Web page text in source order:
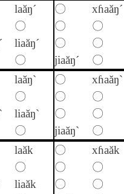
laăŋ´ 〇 xɦaăŋ´
〇 〇 〇
liaăŋ´ 〇 〇
〇 jiaăŋ´ 〇
laăŋ` 〇 xɦaăŋ`
〇 〇 〇
liaăŋ` 〇 〇
〇 jiaăŋ` 〇
laăk 〇 xɦaăk
〇 〇 〇
liaăk 〇 〇